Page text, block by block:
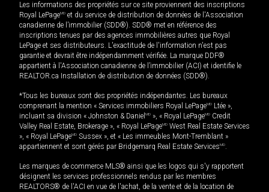
Les informations des propriétés sur ce site proviennent des inscriptions
Royal LePageMD et du service de distribution de données de l'Association
canadienne de l’immobilier (SDD®). SDD® met en référence des
inscriptions tenues par des agences immobilières autres que Royal
LePage et ses distributeurs. L'exactitude de l'information n'est pas
garantie et devrait être indépendamment vérifiée. La marque DDF®
appartient à l'Association canadienne de l’immobilier (ACI) et identifie le
REALTOR.ca Installation de distribution de données (SDD®).
*Tous les bureaux sont des propriétés indépendantes. Les bureaux
comprenant la mention « Services immobiliers Royal LePageMD Ltée »,
incluant sa division « Johnston & Daniel MD », « Royal LePageMD Credit
Valley Real Estate, Brokerage », « Royal LePageMD West Real Estate Services
», « Royal LePageMD Sussex », et « Les immeubles Mont-Tremblant »
appartiennent et sont gérés par Bridgemarq Real Estate ServicesMD.
Les marques de commerce MLS® ainsi que les logos qui s'y rapportent
désignent les services professionnels rendus par les membres
REALTORS® de l'ACI en vue de l'achat, de la vente et de la location de